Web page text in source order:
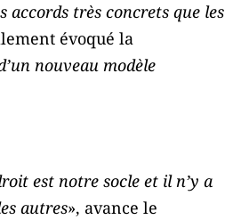
accords très concrets que les
évoqué la
nouveau modèle
est notre socle et il n’y a
autres», avance le